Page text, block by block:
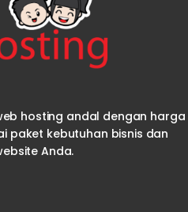
hosting andal dengan harga
paket kebutuhan bisnis dan
Anda.